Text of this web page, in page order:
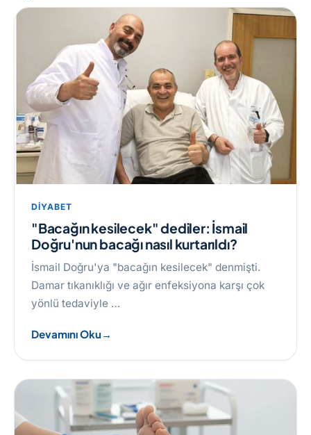
DIYABET
"Bacağın kesilecek" dediler: İsmail
Doğru'nun bacağı nasıl kurtarıldı?
İsmail Doğru'ya "bacağın kesilecek" denmişti.
Damar tıkanıklığı ve ağır enfeksiyona karşı çok
yönlü tedaviyle …
Devamını Oku